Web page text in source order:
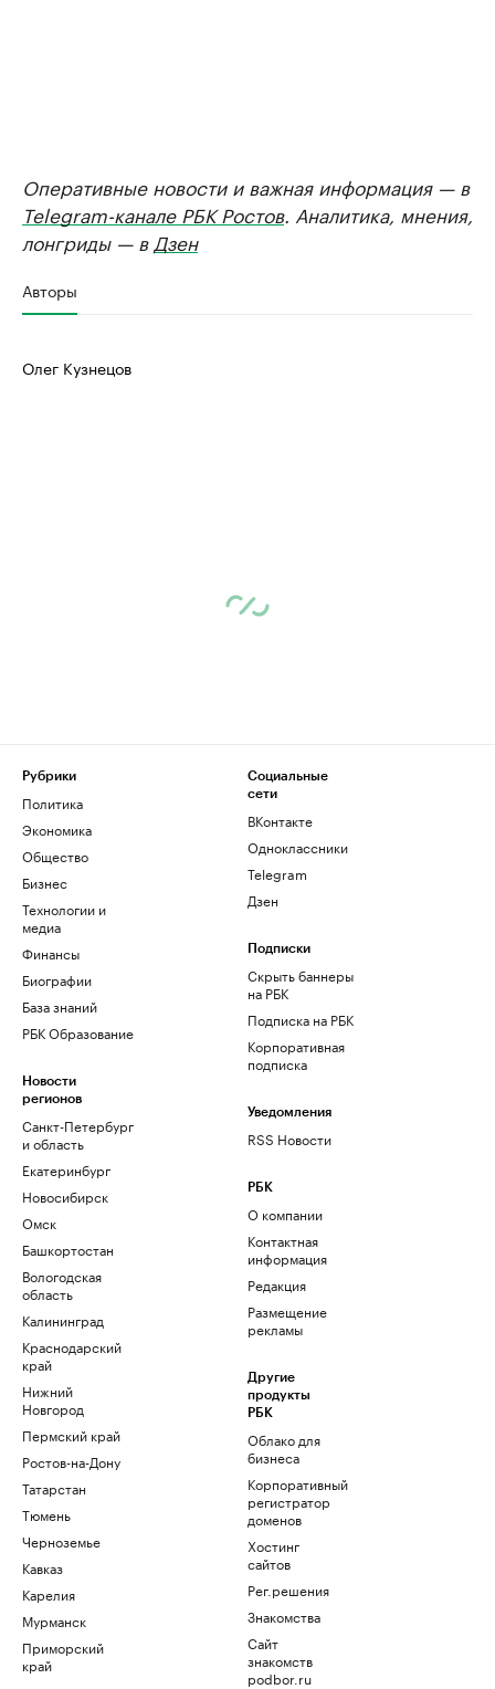
Оперативные новости и важная информация — в
Telegram-канале РБК Ростов. Аналитика, мнения,
лонгриды — в Дзен
Авторы
Олег Кузнецов
Рубрики
Политика
Экономика
Общество
Бизнес
Технологии и
медиа
Финансы
Биографии
База знаний
РБК Образование
Новости
регионов
Санкт-Петербург
и область
Екатеринбург
Новосибирск
Омск
Башкортостан
Вологодская
область
Калининград
Краснодарский
край
Нижний
Новгород
Пермский край
Ростов-на-Дону
Татарстан
Тюмень
Черноземье
Кавказ
Карелия
Мурманск
Приморский
край
Социальные
сети
ВКонтакте
Одноклассники
Telegram
Дзен
Подписки
Скрыть баннеры
на РБК
Подписка на РБК
Корпоративная
подписка
Уведомления
RSS Новости
РБК
О компании
Контактная
информация
Редакция
Размещение
рекламы
Другие
продукты
РБК
Облако для
бизнеса
Корпоративный
регистратор
доменов
Хостинг
сайтов
Рег.решения
Знакомства
Сайт
знакомств
podbor.ru